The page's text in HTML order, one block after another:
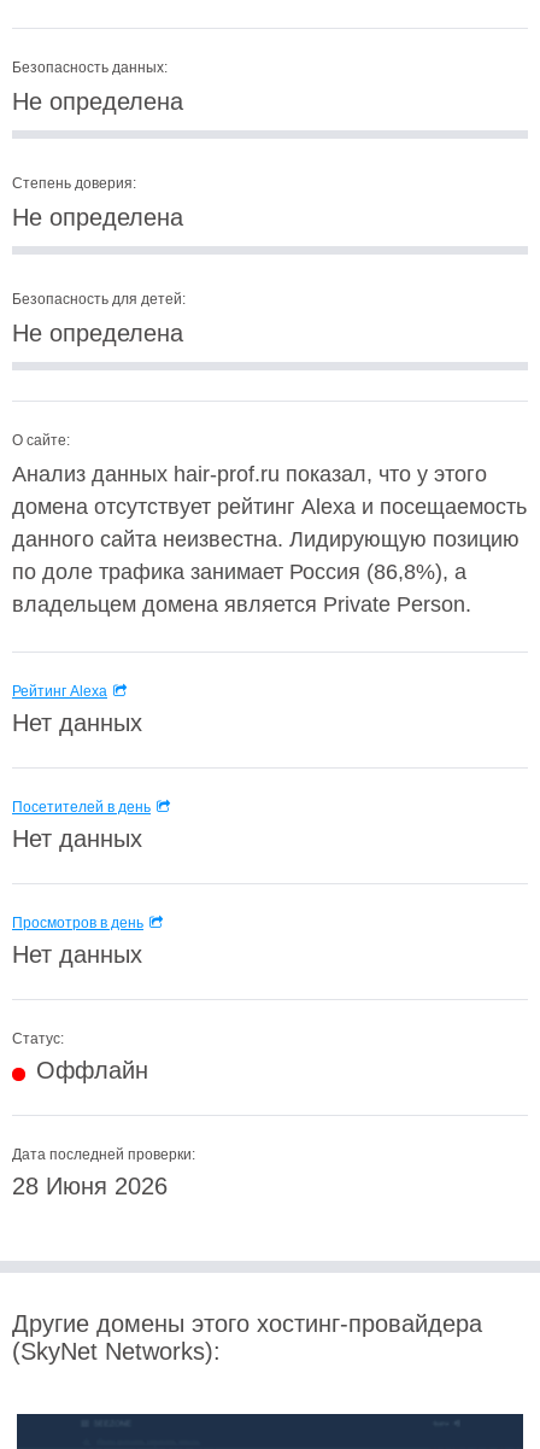
Безопасность данных:
Не определена
Степень доверия:
Не определена
Безопасность для детей:
Не определена
О сайте:
Анализ данных hair-prof.ru показал, что у этого
домена отсутствует рейтинг Alexa и посещаемость
данного сайта неизвестна. Лидирующую позицию
по доле трафика занимает Россия (86,8%), а
владельцем домена является Private Person.
Рейтинг Alexa
Нет данных
Посетителей в день
Нет данных
Просмотров в день
Нет данных
Статус:
Оффлайн
Дата последней проверки:
28 Июня 2026
Другие домены этого хостинг-провайдера
(SkyNet Networks):